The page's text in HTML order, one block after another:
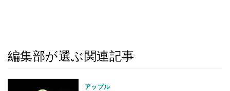
編集部が選ぶ関連記事
アップル